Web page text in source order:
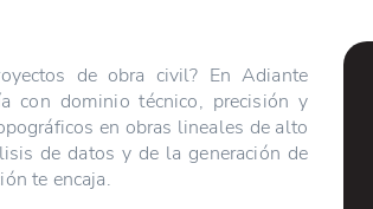
de obra civil? En Adiante
con dominio técnico, precisión y
en obras lineales de alto
de datos y de la generación de
te encaja.